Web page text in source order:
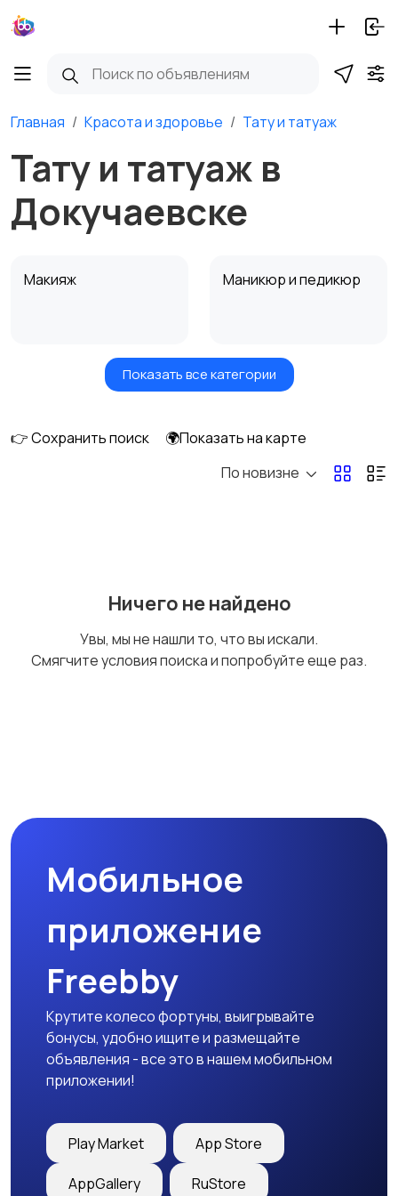
Главная Красота и здоровье Тату и татуаж
Тату и татуаж в
Докучаевске
Макияж Маникюр и педикюр
Товары для здоровья Парфюмерия
Уход за кожей
Показать все категории
👉 Сохранить поиск
🌍Показать на карте
По новизне
Ничего не найдено
Увы, мы не нашли то, что вы искали.
Смягчите условия поиска и попробуйте еще раз.
Мобильное
приложение
Freebby
Крутите колесо фортуны, выигрывайте
бонусы, удобно ищите и размещайте
объявления - все это в нашем мобильном
приложении!
Play Market App Store
AppGallery RuStore